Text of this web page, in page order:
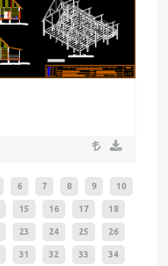
6 7 8 9 10
15 16 17 18
23 24 25 26
31 32 33 34